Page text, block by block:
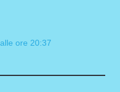
ore 20:37